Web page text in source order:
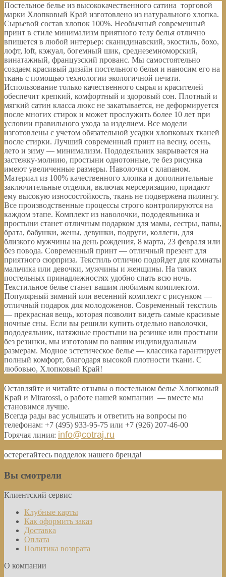
Постельное белье из высококачественного сатина торговой
марки Хлопковый Край изготовлено из натурального хлопка.
Сырьевой состав хлопок 100%. Необычный современный
принт в стиле минимализм приятного телу белья отлично
впишется в любой интерьер: сканидинавский, экостиль, бохо,
лофт, loft, кэжуал, богемный шик, среднеземноморский,
винатажный, французский прованс. Мы самостоятельно
создаем красивый дизайн постельного белья и наносим его на
ткань с помощью технологии экологичной печати.
Использование только качественного сырья и красителей
обеспечит крепкий, комфортный и здоровый сон. Плотный и
мягкий сатин класса люкс не закатывается, не деформируется
после многих стирок и может прослужить более 10 лет при
условии правильного ухода за изделием. Все модели
изготовлены с учетом обязательной усадки хлопковых тканей
после стирки. Лучший современный принт на весну, осень,
лето и зиму — минимализм. Пододеяльник закрывается на
застежку-молнию, простыни однотонные, те без рисунка
имеют увеличенные размеры. Наволочки с клапаном.
Материал из 100% качественного хлопка и дополнительные
заключительные отделки, включая мерсеризацию, придают
ему высокую износостойкость, ткань не подвержена пилингу.
Все производственные процессы строго контролируются на
каждом этапе. Комплект из наволочки, пододеяльника и
простыни станет отличным подарком для мамы, сестры, папы,
брата, бабушки, жены, девушки, подруги, коллеги, для
близкого мужчины на день рождения, 8 марта, 23 февраля или
без повода. Современный принт — отличный презент для
приятного сюрприза. Текстиль отлично подойдет для комнаты
мальчика или девочки, мужчины и женщины. На таких
постельных принадлежностях удобно спать всю ночь.
Текстильное белье станет вашим любимым комплектом.
Популярный зимний или весенний комплект с рисунком —
отличный подарок для молодоженов. Современный текстиль
— прекрасная вещь, которая позволит видеть самые красивые
ночные сны. Если вы решили купить отдельно наволочки,
пододеяльник, натяжные простыни на резинке или простыни
без резинки, мы изготовим по вашим индивидуальным
размерам. Модное эстетическое белье — классика гарантирует
полный комфорт, благодаря высокой плотности ткани. С
любовью, Хлопковый Край!
Оставляйте и читайте отзывы о постельном белье Хлопковый
Край и Mirarossi, о работе нашей компании — вместе мы
становимся лучше.
Всегда рады вас услышать и ответить на вопросы по
телефонам: +7 (495) 933-95-75 или +7 (926) 207-46-00
Горячая линия: info@cotraj.ru
остерегайтесь подделок нашего бренда!
Вы смотрели
Клиентский сервис
Клубные карты
Как оформить заказ
Доставка
Оплата
Политика возврата
О компании